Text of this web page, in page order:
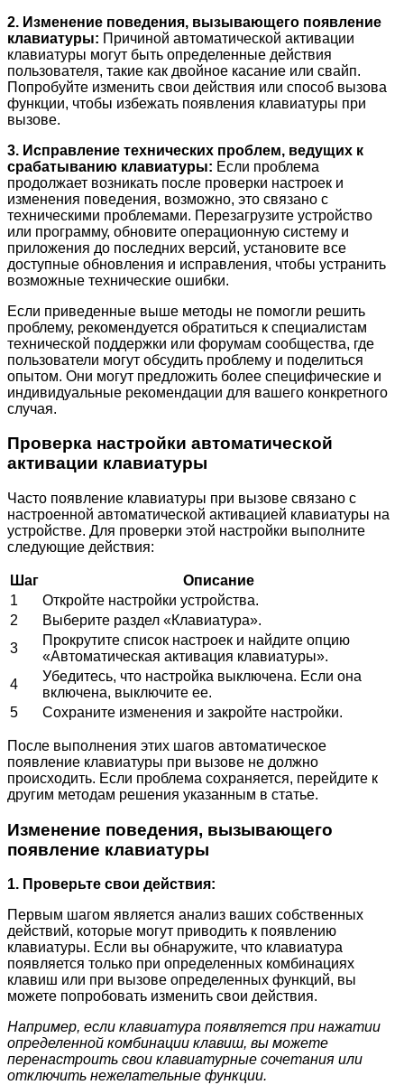
2. Изменение поведения, вызывающего появление
клавиатуры: Причиной автоматической активации
клавиатуры могут быть определенные действия
пользователя, такие как двойное касание или свайп.
Попробуйте изменить свои действия или способ вызова
функции, чтобы избежать появления клавиатуры при
вызове.
3. Исправление технических проблем, ведущих к
срабатыванию клавиатуры: Если проблема
продолжает возникать после проверки настроек и
изменения поведения, возможно, это связано с
техническими проблемами. Перезагрузите устройство
или программу, обновите операционную систему и
приложения до последних версий, установите все
доступные обновления и исправления, чтобы устранить
возможные технические ошибки.
Если приведенные выше методы не помогли решить
проблему, рекомендуется обратиться к специалистам
технической поддержки или форумам сообщества, где
пользователи могут обсудить проблему и поделиться
опытом. Они могут предложить более специфические и
индивидуальные рекомендации для вашего конкретного
случая.
Проверка настройки автоматической
активации клавиатуры
Часто появление клавиатуры при вызове связано с
настроенной автоматической активацией клавиатуры на
устройстве. Для проверки этой настройки выполните
следующие действия:
Шаг
Описание
1
Откройте настройки устройства.
2
Выберите раздел «Клавиатура».
3
Прокрутите список настроек и найдите опцию
«Автоматическая активация клавиатуры».
4
Убедитесь, что настройка выключена. Если она
включена, выключите ее.
5
Сохраните изменения и закройте настройки.
После выполнения этих шагов автоматическое
появление клавиатуры при вызове не должно
происходить. Если проблема сохраняется, перейдите к
другим методам решения указанным в статье.
Изменение поведения, вызывающего
появление клавиатуры
1. Проверьте свои действия:
Первым шагом является анализ ваших собственных
действий, которые могут приводить к появлению
клавиатуры. Если вы обнаружите, что клавиатура
появляется только при определенных комбинациях
клавиш или при вызове определенных функций, вы
можете попробовать изменить свои действия.
Например, если клавиатура появляется при нажатии
определенной комбинации клавиш, вы можете
перенастроить свои клавиатурные сочетания или
отключить нежелательные функции.